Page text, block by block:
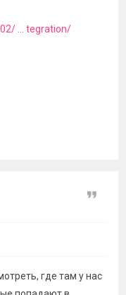
... tegration/
Цитата
где там у нас